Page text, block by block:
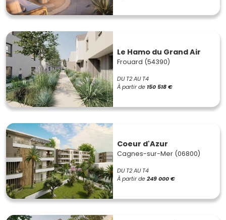
Le Hamo du Grand Air
Frouard (54390)
DU T2 AU T4
À partir de 150 518 €
Coeur d'Azur
Cagnes-sur-Mer (06800)
DU T2 AU T4
À partir de249 000 €